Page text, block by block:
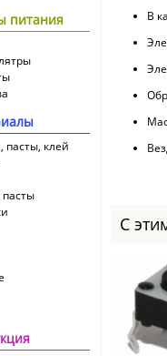
питания
клей
В
С